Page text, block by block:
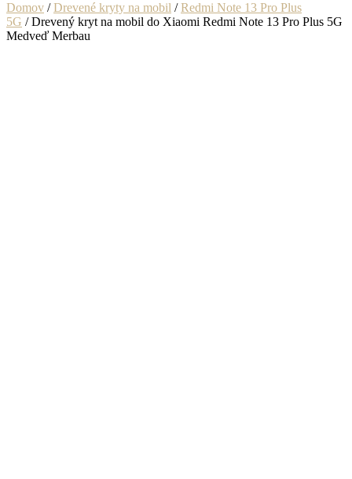
Domov /Drevené kryty na mobil /Redmi Note 13 Pro Plus
5G / Drevený kryt na mobil do Xiaomi Redmi Note 13 Pro Plus 5G
Medveď Merbau